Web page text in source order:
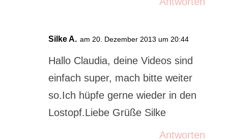
Silke A. am 20. Dezember 2013 um 20:44
Hallo Claudia, deine Videos sind
einfach super, mach bitte weiter
so.Ich hüpfe gerne wieder in den
Lostopf.Liebe Grüße Silke
Antworten